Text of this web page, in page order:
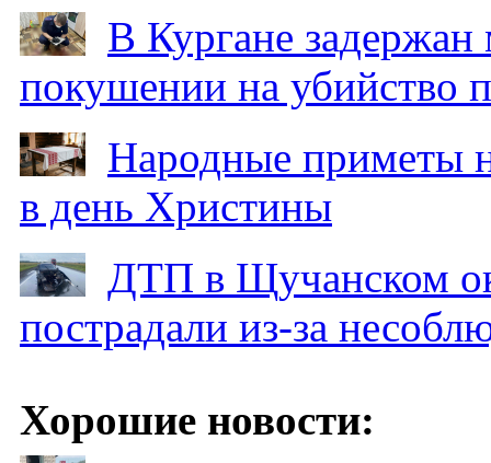
В Кургане
покушении на убийство
Народные приметы
в день Христины
ДТП в Щучанском
пострадали из-за
Хорошие новости: